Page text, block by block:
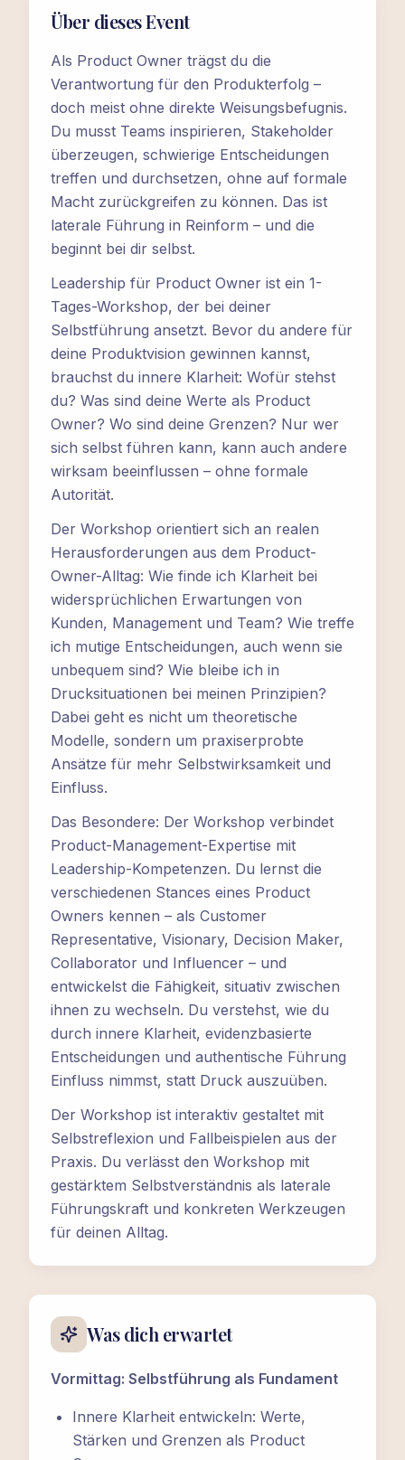
Über dieses Event
Als Product Owner trägst du die
Verantwortung für den Produkterfolg –
doch meist ohne direkte Weisungsbefugnis.
Du musst Teams inspirieren, Stakeholder
überzeugen, schwierige Entscheidungen
treffen und durchsetzen, ohne auf formale
Macht zurückgreifen zu können. Das ist
laterale Führung in Reinform – und die
beginnt bei dir selbst.
Leadership für Product Owner ist ein 1-
Tages-Workshop, der bei deiner
Selbstführung ansetzt. Bevor du andere für
deine Produktvision gewinnen kannst,
brauchst du innere Klarheit: Wofür stehst
du? Was sind deine Werte als Product
Owner? Wo sind deine Grenzen? Nur wer
sich selbst führen kann, kann auch andere
wirksam beeinflussen – ohne formale
Autorität.
Der Workshop orientiert sich an realen
Herausforderungen aus dem Product-
Owner-Alltag: Wie finde ich Klarheit bei
widersprüchlichen Erwartungen von
Kunden, Management und Team? Wie treffe
ich mutige Entscheidungen, auch wenn sie
unbequem sind? Wie bleibe ich in
Drucksituationen bei meinen Prinzipien?
Dabei geht es nicht um theoretische
Modelle, sondern um praxiserprobte
Ansätze für mehr Selbstwirksamkeit und
Einfluss.
Das Besondere: Der Workshop verbindet
Product-Management-Expertise mit
Leadership-Kompetenzen. Du lernst die
verschiedenen Stances eines Product
Owners kennen – als Customer
Representative, Visionary, Decision Maker,
Collaborator und Influencer – und
entwickelst die Fähigkeit, situativ zwischen
ihnen zu wechseln. Du verstehst, wie du
durch innere Klarheit, evidenzbasierte
Entscheidungen und authentische Führung
Einfluss nimmst, statt Druck auszuüben.
Der Workshop ist interaktiv gestaltet mit
Selbstreflexion und Fallbeispielen aus der
Praxis. Du verlässt den Workshop mit
gestärktem Selbstverständnis als laterale
Führungskraft und konkreten Werkzeugen
für deinen Alltag.
Was dich erwartet
Vormittag: Selbstführung als Fundament
Innere Klarheit entwickeln: Werte,
Stärken und Grenzen als Product